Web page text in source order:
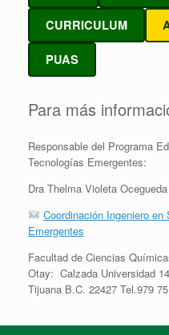
CURRICULUM
PUAS
Para más
Responsable del Programa
Tecnologías Emergentes:
Dra Thelma Violeta
Coordinación Ingeniero
Emergentes
Facultad de Ciencias
Otay: Calzada Universidad
Tijuana B.C. 22427 Tel.979